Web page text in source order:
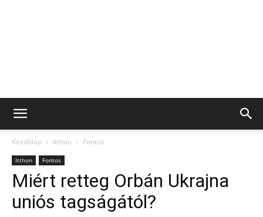
Kezdőlap Itthon Fontos
Itthon Fontos
Miért retteg Orbán Ukrajna
uniós tagságától?